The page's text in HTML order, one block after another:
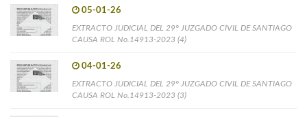
05-01-26
EXTRACTO JUDICIAL DEL 29° JUZGADO CIVIL DE SANTIAGO
CAUSA ROL No.14913-2023 (4)
04-01-26
EXTRACTO JUDICIAL DEL 29° JUZGADO CIVIL DE SANTIAGO
CAUSA ROL No.14913-2023 (3)